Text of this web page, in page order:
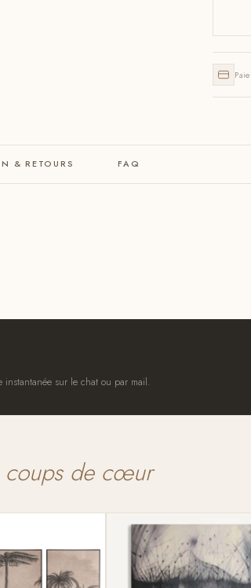
& RETOURS FAQ
sur le chat ou par mail.
coups de cœur